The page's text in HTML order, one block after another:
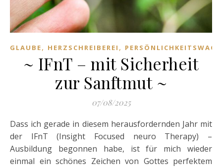
GLAUBE, HERZSCHREIBEREI ,
~ IFnT – mit Sicherheit
zur Sanftmut ~
07/08/2025
Dass ich gerade in diesem herausfordernden Jahr mit
der IFnT (Insight Focused neuro Therapy) –
Ausbildung begonnen habe, ist für mich wieder
einmal ein schönes Zeichen von Gottes perfektem